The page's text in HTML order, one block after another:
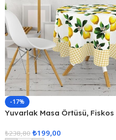
-17%
Yuvarlak Masa Örtüsü,
₺238,80 ₺199,00